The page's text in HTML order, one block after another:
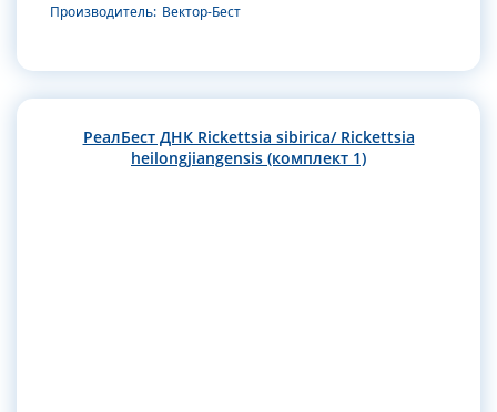
Производитель: Вектор-Бест
РеалБест ДНК Rickettsia sibirica/ Rickettsia
heilongjiangensis (комплект 1)